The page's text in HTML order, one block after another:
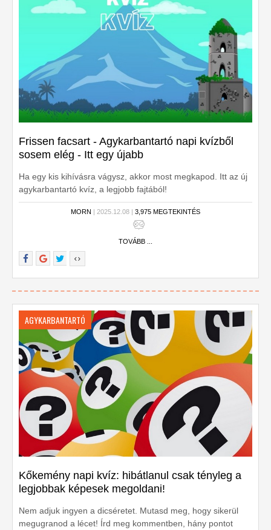
Frissen facsart - Agykarbantartó napi kvízből
sosem elég - Itt egy újabb
Ha egy kis kihívásra vágysz, akkor most megkapod. Itt az új
agykarbantartó kvíz, a legjobb fajtából!
MORN | 2025.12.08 | 3,975 MEGTEKINTÉS
TOVÁBB ...
AGYKARBANTARTÓ
Kőkemény napi kvíz: hibátlanul csak tényleg a
legjobbak képesek megoldani!
Nem adjuk ingyen a dicséretet. Mutasd meg, hogy sikerül
megugranod a lécet! Írd meg kommentben, hány pontot